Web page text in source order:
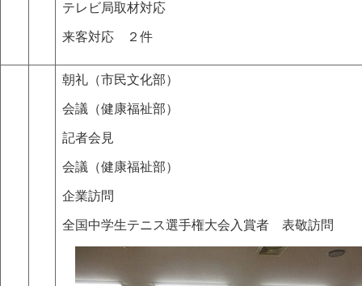
テレビ局取材対応
来客対応 ２件
朝礼（市民文化部）
会議（健康福祉部）
記者会見
会議（健康福祉部）
企業訪問
全国中学生テニス選手権大会入賞者 表敬訪問